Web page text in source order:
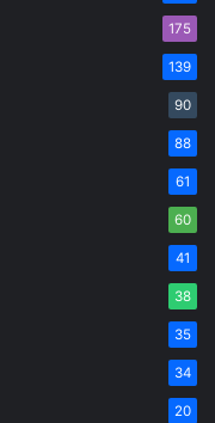
175
139
90
88
61
60
41
38
35
34
20